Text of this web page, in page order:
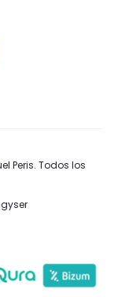
Peris. Todos los